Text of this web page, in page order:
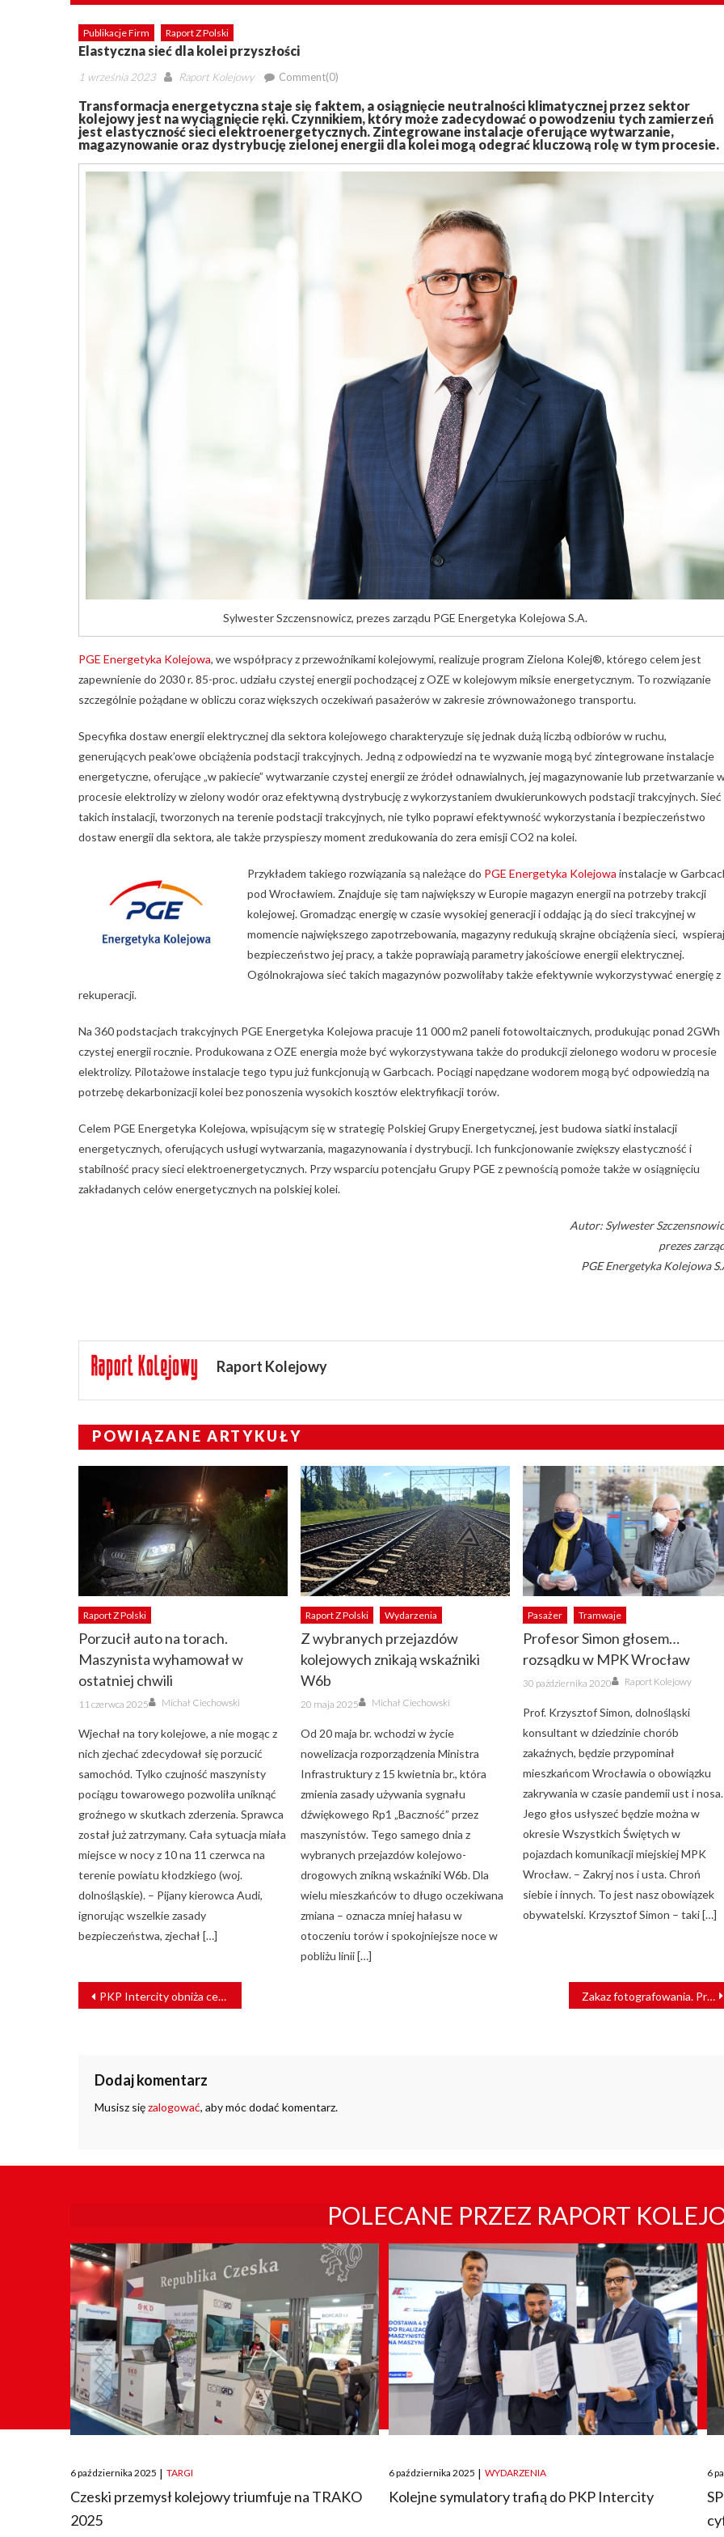
Publikacje Firm Raport Z Polski
Elastyczna sieć dla kolei przyszłości
Posted
1 września 2023 Author
Raport Kolejowy Comment(0)
Transformacja energetyczna staje się faktem, a osiągnięcie neutralności klimatycznej przez sektor
kolejowy jest na wyciągnięcie ręki. Czynnikiem, który może zadecydować o powodzeniu tych zamierzeń
jest elastyczność sieci elektroenergetycznych. Zintegrowane instalacje oferujące wytwarzanie,
magazynowanie oraz dystrybucję zielonej energii dla kolei mogą odegrać kluczową rolę w tym procesie.
Sylwester Szczensnowicz, prezes zarządu PGE Energetyka Kolejowa S.A.
PGE Energetyka Kolejowa, we współpracy z przewoźnikami kolejowymi, realizuje program Zielona Kolej®, którego celem jest
zapewnienie do 2030 r. 85-proc. udziału czystej energii pochodzącej z OZE w kolejowym miksie energetycznym. To rozwiązanie
szczególnie pożądane w obliczu coraz większych oczekiwań pasażerów w zakresie zrównoważonego transportu.
Specyfika dostaw energii elektrycznej dla sektora kolejowego charakteryzuje się jednak dużą liczbą odbiorów w ruchu,
generujących peak’owe obciążenia podstacji trakcyjnych. Jedną z odpowiedzi na te wyzwanie mogą być zintegrowane instalacje
energetyczne, oferujące „w pakiecie” wytwarzanie czystej energii ze źródeł odnawialnych, jej magazynowanie lub przetwarzanie
procesie elektrolizy w zielony wodór oraz efektywną dystrybucję z wykorzystaniem dwukierunkowych podstacji trakcyjnych. Sieć
takich instalacji, tworzonych na terenie podstacji trakcyjnych, nie tylko poprawi efektywność wykorzystania i bezpieczeństwo
dostaw energii dla sektora, ale także przyspieszy moment zredukowania do zera emisji CO2 na kolei.
Przykładem takiego rozwiązania są należące do PGE Energetyka Kolejowa instalacje w
pod Wrocławiem. Znajduje się tam największy w Europie magazyn energii na potrzeby trakcji
kolejowej. Gromadząc energię w czasie wysokiej generacji i oddając ją do sieci trakcyjnej w
momencie największego zapotrzebowania, magazyny redukują skrajne obciążenia sieci,
bezpieczeństwo jej pracy, a także poprawiają parametry jakościowe energii elektrycznej.
Ogólnokrajowa sieć takich magazynów pozwoliłaby także efektywnie wykorzystywać energię z
rekuperacji.
Na 360 podstacjach trakcyjnych PGE Energetyka Kolejowa pracuje 11 000 m2 paneli fotowoltaicznych, produkując ponad 2GWh
czystej energii rocznie. Produkowana z OZE energia może być wykorzystywana także do produkcji zielonego wodoru w procesie
elektrolizy. Pilotażowe instalacje tego typu już funkcjonują w Garbcach. Pociągi napędzane wodorem mogą być odpowiedzią na
potrzebę dekarbonizacji kolei bez ponoszenia wysokich kosztów elektryfikacji torów.
Celem PGE Energetyka Kolejowa, wpisującym się w strategię Polskiej Grupy Energetycznej, jest budowa siatki instalacji
energetycznych, oferujących usługi wytwarzania, magazynowania i dystrybucji. Ich funkcjonowanie zwiększy elastyczność i
stabilność pracy sieci elektroenergetycznych. Przy wsparciu potencjału Grupy PGE z pewnością pomoże także w osiągnięciu
zakładanych celów energetycznych na polskiej kolei.
Autor: Sylwester
prezes
PGE Energetyka Kolejowa
Raport Kolejowy
POWIĄZANE ARTYKUŁY
Raport Z Polski
Porzucił auto na torach.
Maszynista wyhamował w
ostatniej chwili
Posted
on
11 czerwca 2025 Author
Michał Ciechowski
Wjechał na tory kolejowe, a nie mogąc z
nich zjechać zdecydował się porzucić
samochód. Tylko czujność maszynisty
pociągu towarowego pozwoliła uniknąć
groźnego w skutkach zderzenia. Sprawca
został już zatrzymany. Cała sytuacja miała
miejsce w nocy z 10 na 11 czerwca na
terenie powiatu kłodzkiego (woj.
dolnośląskie). – Pijany kierowca Audi,
ignorując wszelkie zasady
bezpieczeństwa, zjechał […]
Raport Z Polski Wydarzenia
Z wybranych przejazdów
kolejowych znikają wskaźniki
W6b
Posted
on
20 maja 2025 Author
Michał Ciechowski
Od 20 maja br. wchodzi w życie
nowelizacja rozporządzenia Ministra
Infrastruktury z 15 kwietnia br., która
zmienia zasady używania sygnału
dźwiękowego Rp1 „Baczność” przez
maszynistów. Tego samego dnia z
wybranych przejazdów kolejowo-
drogowych znikną wskaźniki W6b. Dla
wielu mieszkańców to długo oczekiwana
zmiana – oznacza mniej hałasu w
otoczeniu torów i spokojniejsze noce w
pobliżu linii […]
Pasażer Tramwaje
Profesor Simon głosem…
rozsądku w MPK Wrocław
Posted
on
30 października 2020 Author
Raport Kolejowy
Prof. Krzysztof Simon, dolnośląski
konsultant w dziedzinie chorób
zakaźnych, będzie przypominał
mieszkańcom Wrocławia o obowiązku
zakrywania w czasie pandemii ust i nosa.
Jego głos usłyszeć będzie można w
okresie Wszystkich Świętych w
pojazdach komunikacji miejskiej MPK
Wrocław. – Zakryj nos i usta. Chroń
siebie i innych. To jest nasz obowiązek
obywatelski. Krzysztof Simon – taki […]
NAWIGACJA
WPISU
PKP Intercity obniża ceny biletów. Największy upust? Ponad 200 zł Zakaz fotografowania. Prezydent podpisał zmiany w ustawie
Dodaj komentarz
Musisz sięzalogować, aby móc dodać komentarz.
POLECANE PRZEZ RAPORT
Posted
on
6 października 2025 | TARGI
Czeski przemysł kolejowy triumfuje na TRAKO
2025
Posted
on
6 października 2025 | WYDARZENIA
Kolejne symulatory trafią do PKP Intercity
on
6